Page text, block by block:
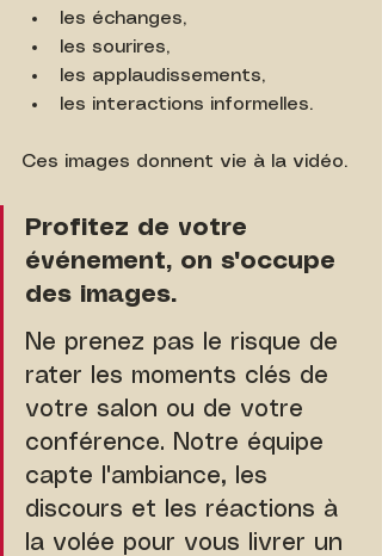
les échanges,
les sourires,
les applaudissements,
les interactions informelles.
Ces images donnent vie à la vidéo.
Profitez de votre
événement, on s'occupe
des images.
Ne prenez pas le risque de
rater les moments clés de
votre salon ou de votre
conférence. Notre équipe
capte l'ambiance, les
discours et les réactions à
la volée pour vous livrer un